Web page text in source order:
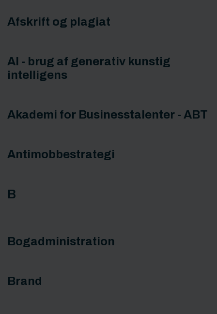
Afskrift og plagiat
AI - brug af generativ kunstig
intelligens
Akademi for Businesstalenter - ABT
Antimobbestrategi
B
Bogadministration
Brand